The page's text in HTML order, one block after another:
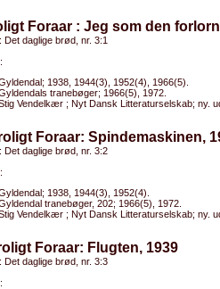
Foraar : Jeg som den
Det daglige brød, nr. 3:1
1938, 1944(3), 1952(4), 1966(5).
tranebøger; 1966(5), 1972.
Vendelkær ; Nyt Dansk Litteraturselskab; ny.
Foraar: Spindemaskinen,
Det daglige brød, nr. 3:2
1938, 1944(3), 1952(4).
tranebøger, 202; 1966(5), 1972.
Vendelkær ; Nyt Dansk Litteraturselskab; ny.
Foraar: Flugten, 1939
Det daglige brød, nr. 3:3